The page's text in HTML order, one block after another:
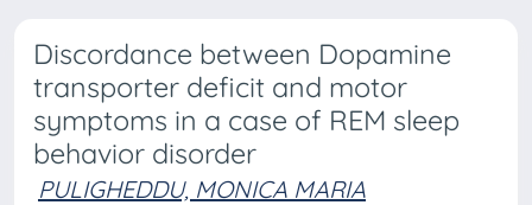
Discordance between Dopamine
transporter deficit and motor
symptoms in a case of REM sleep
behavior disorder
PULIGHEDDU, MONICA MARIA